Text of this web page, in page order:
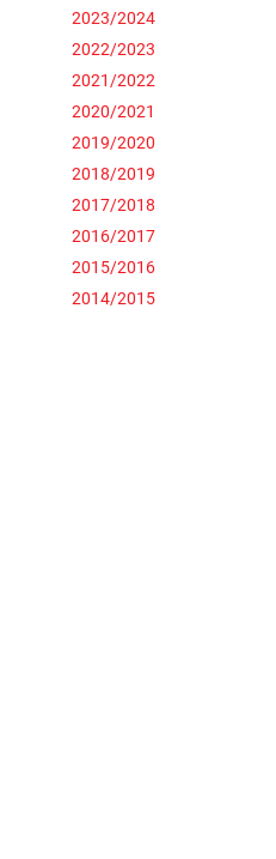
2023/2024
2022/2023
2021/2022
2020/2021
2019/2020
2018/2019
2017/2018
2016/2017
2015/2016
2014/2015